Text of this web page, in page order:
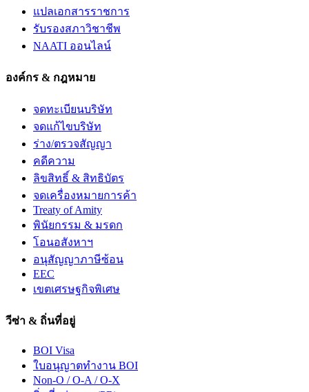
แปลเอกสารราชการ
รับรองสภาวิชาชีพ
NAATI ออนไลน์
องค์กร & กฎหมาย
จดทะเบียนบริษัท
จดแก้ไขบริษัท
ร่าง/ตรวจสัญญา
คดีความ
ลิขสิทธิ์ & สิทธิบัตร
จดเครื่องหมายการค้า
Treaty of Amity
พินัยกรรม & มรดก
โอนอสังหาฯ
อนุสัญญาภาษีซ้อน
EEC
เขตเศรษฐกิจพิเศษ
วีซ่า & ถิ่นที่อยู่
BOI Visa
ใบอนุญาตทำงาน BOI
Non-O / O-A / O-X